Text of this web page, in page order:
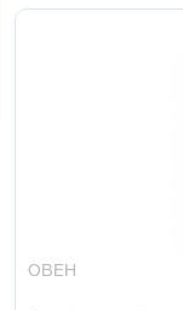
ОВЕН